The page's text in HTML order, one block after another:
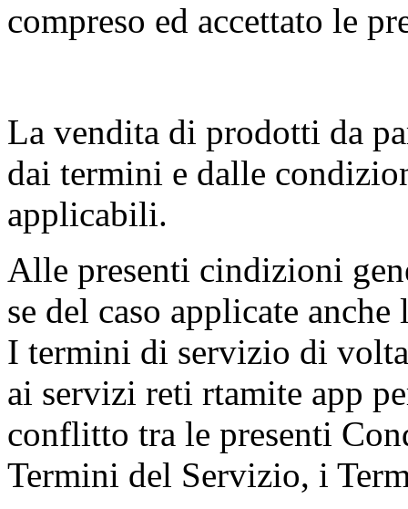
compreso ed accettato le
La vendita di prodotti da
dai termini e dalle
applicabili.
Alle presenti cindizioni
se del caso applicate
I termini di servizio di
ai servizi reti rtamite app
conflitto tra le presenti
Termini del Servizio, i